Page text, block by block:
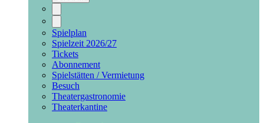
Spielplan
Spielzeit 2026/27
Tickets
Abonnement
Spielstätten / Vermietung
Besuch
Theatergastronomie
Theaterkantine